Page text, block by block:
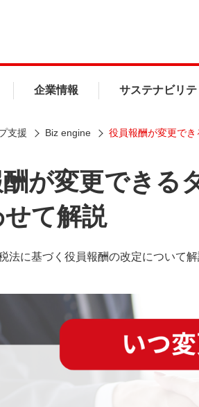
企業情報 サステナビリテ
支援 Biz engine 役員報酬が変更で
が変更できる
せて解説
法に基づく役員報酬の改定について解